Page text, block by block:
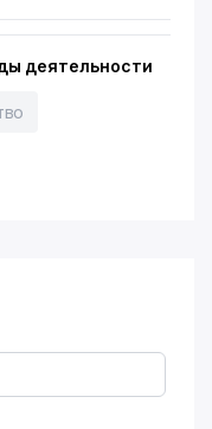
деятельности